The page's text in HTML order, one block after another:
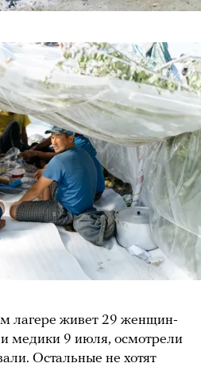
лагере живет 29 женщин-
медики 9 июля, осмотрели
Остальные не хотят